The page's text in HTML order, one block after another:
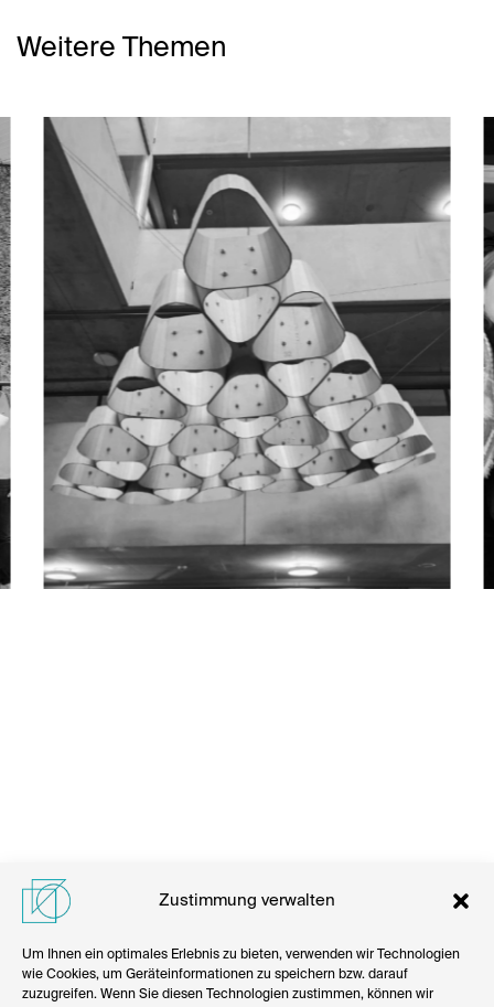
Zustimmung verwalten
Um Ihnen ein optimales Erlebnis zu bieten, verwenden wir Technologien
wie Cookies, um Geräteinformationen zu speichern bzw. darauf
zuzugreifen. Wenn Sie diesen Technologien zustimmen, können wir
Weitere Themen